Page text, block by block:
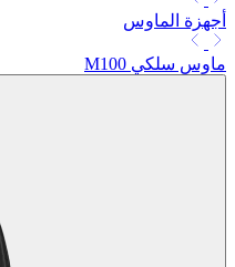
أجهزة الماوس
ماوس سلكي M100